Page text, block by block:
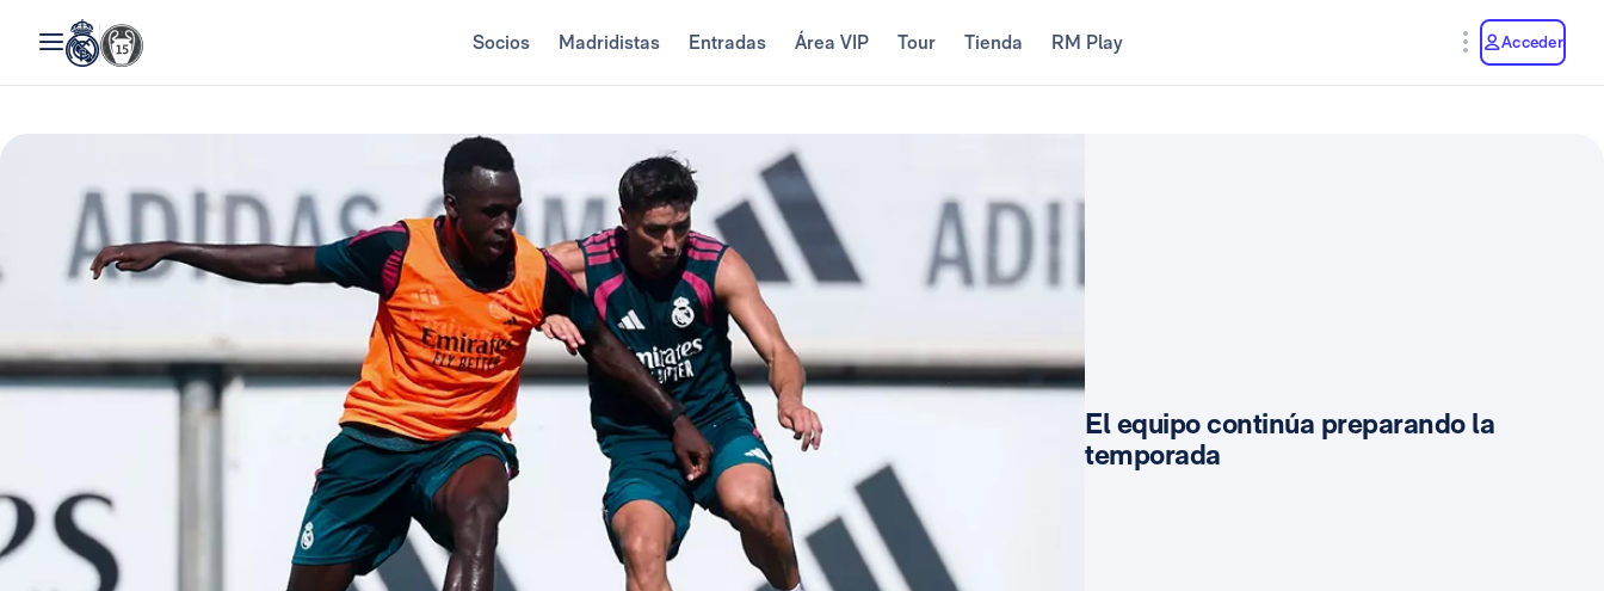
Socios Madridistas Entradas Área VIP Tour Tienda RM Play Acceder
El equipo continúa preparando la
temporada